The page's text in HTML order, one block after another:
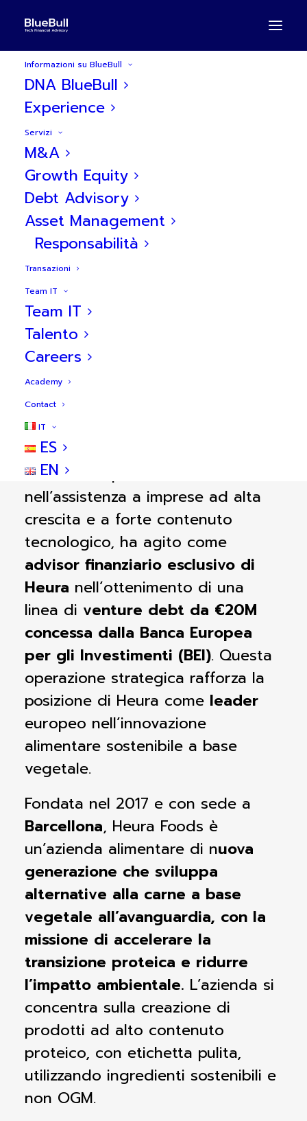
Informazioni su BlueBull
DNA BlueBull
Experience
Servizi
M&A
Growth Equity
Debt Advisory
Asset Management
Responsabilità
Transazioni
Team IT
Team IT
Talento
Careers
Academy
Contact
IT
ES
EN
BlueBull assiste Heura
Foods in un'operazione di
debito strutturato da 20
milioni di euro
Dettagli dell’operazione
BlueBull
finanziaria specializzata
nell’assistenza a imprese ad alta
crescita e a forte contenuto
tecnologico, ha agito come
advisor finanziario esclusivo di
Heura nell’ottenimento di una
linea di venture debt da €20M
concessa dalla Banca Europea
per gli Investimenti (BEI). Questa
operazione strategica rafforza la
posizione di Heura come leader
europeo nell’innovazione
alimentare sostenibile a base
vegetale.
Fondata nel 2017 e con sede a
Barcellona, Heura Foods è
un’azienda alimentare di nuova
generazione che sviluppa
alternative alla carne a base
vegetale all’avanguardia, con la
missione di accelerare la
transizione proteica e ridurre
l’impatto ambientale. L’azienda si
concentra sulla creazione di
prodotti ad alto contenuto
proteico, con etichetta pulita,
utilizzando ingredienti sostenibili e
non OGM.